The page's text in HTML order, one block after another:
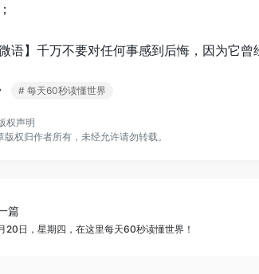
微语】千万不要对任何事感到后悔，因为它
# 每天60秒读懂世界
权声明
版权归作者所有，未经允许请勿转载。
篇
20日，星期四，在这里每天60秒读懂世界！